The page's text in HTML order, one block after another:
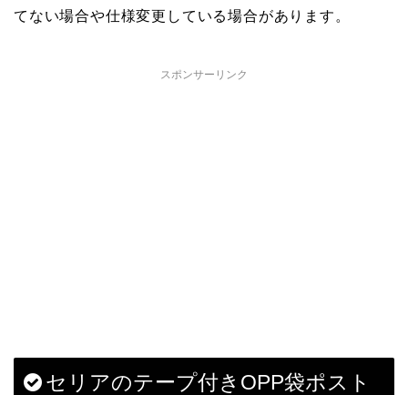
てない場合や仕様変更している場合があります。
スポンサーリンク
セリアのテープ付きOPP袋ポスト